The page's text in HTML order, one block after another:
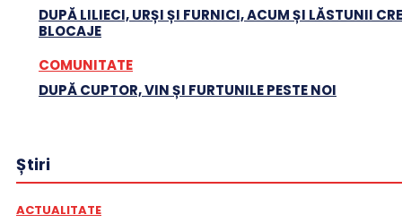
DUPĂ LILIECI, URȘI ȘI FURNICI, ACUM ȘI LĂSTUNII
BLOCAJE
COMUNITATE
DUPĂ CUPTOR, VIN ȘI FURTUNILE PESTE NOI
Știri
ACTUALITATE